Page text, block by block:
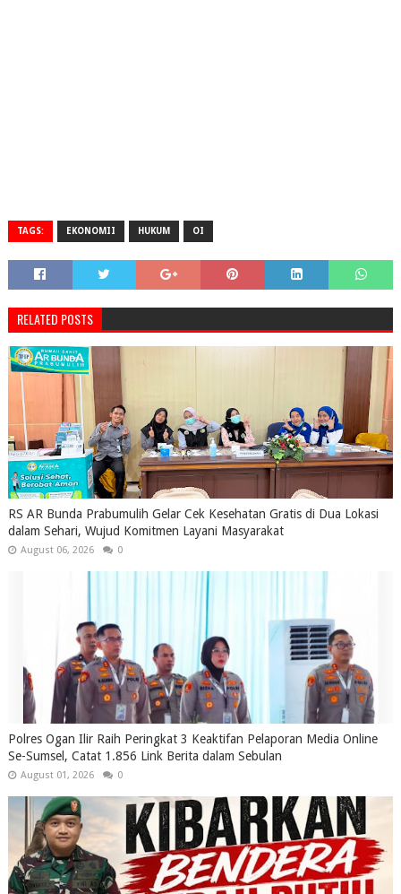
TAGS: EKONOMII HUKUM OI
RELATED POSTS
RS AR Bunda Prabumulih Gelar Cek Kesehatan Gratis di Dua Lokasi
dalam Sehari, Wujud Komitmen Layani Masyarakat
August 06, 2026 0
Polres Ogan Ilir Raih Peringkat 3 Keaktifan Pelaporan Media Online
Se-Sumsel, Catat 1.856 Link Berita dalam Sebulan
August 01, 2026 0